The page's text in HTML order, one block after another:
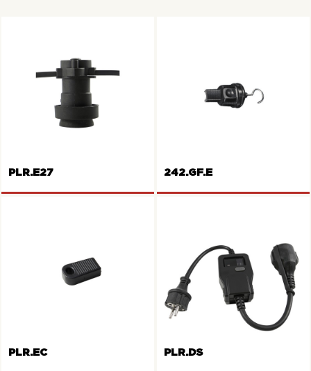
MINIHD-LIGHT Portalampada
PLR.E27
MINI HD-LIGHT Terminale in
gomma
242.GF.E
PLR.EC PLR.DS